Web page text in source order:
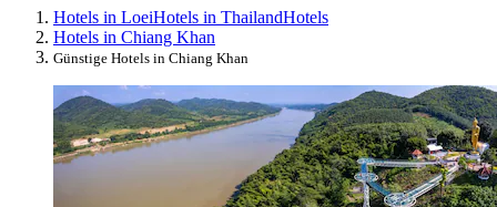
Hotels in LoeiHotels in ThailandHotels
Hotels in Chiang Khan
Günstige Hotels in Chiang Khan